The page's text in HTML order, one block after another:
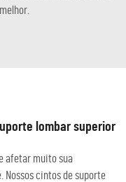
lombar superior
afetar muito sua
Nossos cintos de suporte